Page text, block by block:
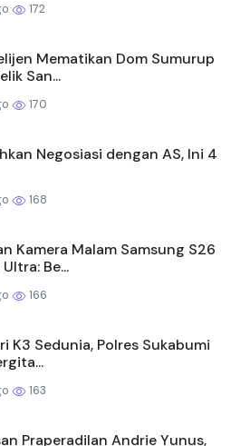
172
Mematikan Dom Sumurup
San...
170
Negosiasi dengan AS, Ini 4
168
Kamera Malam Samsung S26
Be...
166
K3 Sedunia, Polres Sukabumi
163
Praperadilan Andrie Yunus,